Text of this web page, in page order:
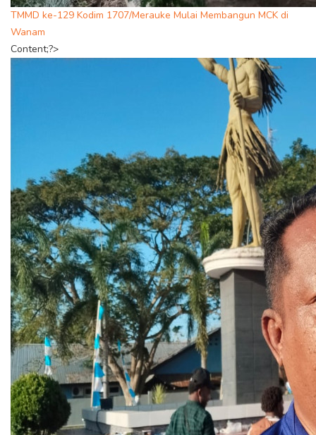
TMMD ke-129 Kodim 1707/Merauke Mulai Membangun MCK di
Wanam
Content;?>